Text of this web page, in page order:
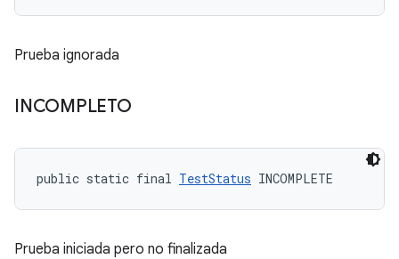
Prueba ignorada
INCOMPLETO
public static final TestStatus INCOMPLETE
Prueba iniciada pero no finalizada